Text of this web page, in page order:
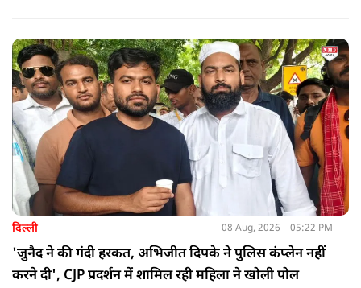
दिल्ली 08 Aug, 2026 05:22 PM
'जुनैद ने की गंदी हरकत, अभिजीत दिपके ने पुलिस कंप्लेन नहीं
करने दी', CJP प्रदर्शन में शामिल रही महिला ने खोली पोल